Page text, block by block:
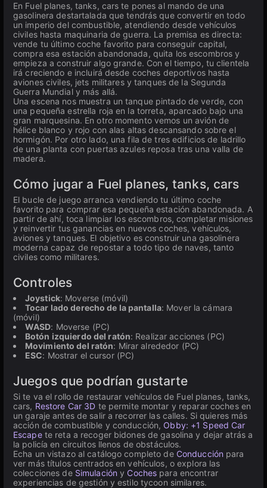
En Fuel planes, tanks, cars te pones al mando de una
gasolinera destartalada que tendrás que convertir en todo
un imperio del combustible, atendiendo desde vehículos
civiles hasta maquinaria de guerra. La premisa es directa:
vende tu último coche favorito para conseguir capital,
compra esa estación abandonada, quita los escombros y
empieza a construir algo grande. Con el tiempo, tu clientela
irá creciendo e incluirá desde coches deportivos hasta
aviones civiles, jets militares y tanques de la Segunda
Guerra Mundial y más allá.
Una escena nos muestra un tanque pintado de verde, con
una pequeña estrella roja en la torreta, aparcado bajo una
gran marquesina. En otro momento vemos un avión de
hélice blanco y rojo con alas altas descansando sobre el
hormigón. Por otro lado, una fila de tres edificios de ladrillo
de una planta con puertas azules reposa tras una valla de
madera.
Cómo jugar a Fuel planes, tanks, cars
El bucle de juego arranca vendiendo tu último coche
favorito para comprar esa pequeña estación abandonada. A
partir de ahí, toca limpiar los escombros, completar misiones
y reinvertir tus ganancias en nuevos coches, vehículos,
aviones y tanques. El objetivo es construir una gasolinera
moderna capaz de repostar a todo tipo de naves, tanto
civiles como militares.
Controles
Joystick: Moverse (móvil)
Tocar lado derecho de la pantalla: Mover la cámara
(móvil)
WASD: Moverse (PC)
Botón izquierdo del ratón: Realizar acciones (PC)
Movimiento del ratón: Mirar alrededor (PC)
ESC: Mostrar el cursor (PC)
Juegos que podrían gustarte
Si te va el rollo de restaurar vehículos de Fuel planes, tanks,
cars, Restore Car 3D te permite montar y reparar coches en
un garaje antes de salir a recorrer las calles. Si quieres más
acción de combustible y conducción, Obby: +1 Speed Car
Escapete reta a recoger bidones de gasolina y dejar atrás a
la policía en circuitos llenos de obstáculos.
Echa un vistazo al catálogo completo de Conducción para
ver más títulos centrados en vehículos, o explora las
colecciones de Simulación y Coches para encontrar
experiencias de gestión y estilo tycoon similares.